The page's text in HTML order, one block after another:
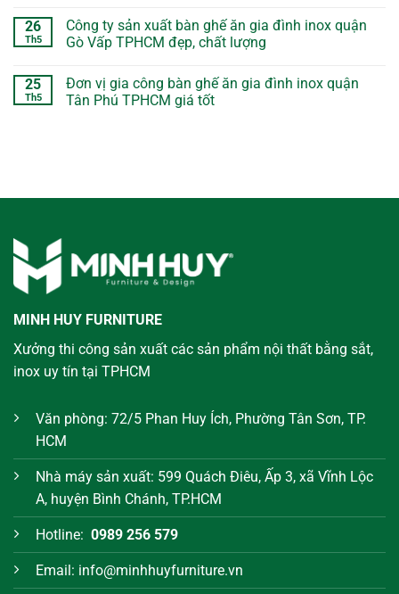
26
Th5
Công ty sản xuất bàn ghế ăn gia đình inox quận
Gò Vấp TPHCM đẹp, chất lượng
25
Th5
Đơn vị gia công bàn ghế ăn gia đình inox quận
Tân Phú TPHCM giá tốt
MINH HUY FURNITURE
Xưởng thi công sản xuất các sản phẩm nội thất bằng sắt,
inox uy tín tại TPHCM
Văn phòng: 72/5 Phan Huy Ích, Phường Tân Sơn, TP.
HCM
Nhà máy sản xuất: 599 Quách Điêu, Ấp 3, xã Vĩnh Lộc
A, huyện Bình Chánh, TP.HCM
Hotline: 0989 256 579
Email: info@minhhuyfurniture.vn